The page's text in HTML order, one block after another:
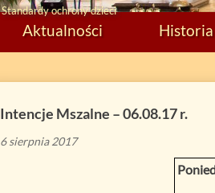
Standardy ochrony dzieci
Aktualności
Intencje Mszalne – 06.08.17 r.
6 sierpnia 2017